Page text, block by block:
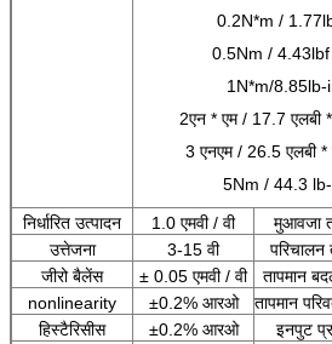
0.2N*m /
0.5Nm /
1N*m/
2एन * एम / 17.7 एलबी
3 एनएम / 26.5 एलबी *
5Nm / 44.3
निर्धारित उत्पादन
1.0 एमवी / वी मुआवजा
उत्तेजना
3-15 वी परिचालन
जीरो बैलेंस
± 0.05 एमवी / वी तापमान
nonlinearity
±0.2% आरओ तापमान
हिस्टैरिसीस
±0.2% आरओ इनपुट